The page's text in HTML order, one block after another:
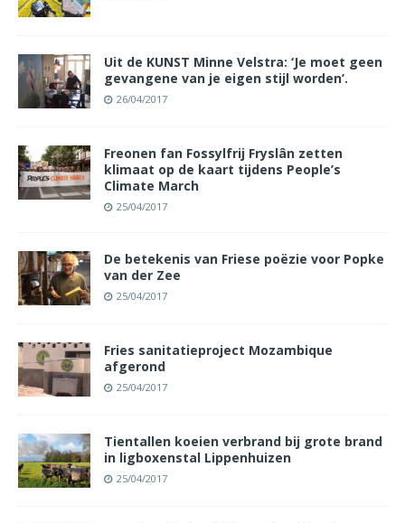
Uit de KUNST Minne Velstra: ‘Je moet geen
gevangene van je eigen stijl worden’.
26/04/2017
Freonen fan Fossylfrij Fryslân zetten
klimaat op de kaart tijdens People’s
Climate March
25/04/2017
De betekenis van Friese poëzie voor Popke
van der Zee
25/04/2017
Fries sanitatieproject Mozambique
afgerond
25/04/2017
Tientallen koeien verbrand bij grote brand
in ligboxenstal Lippenhuizen
25/04/2017